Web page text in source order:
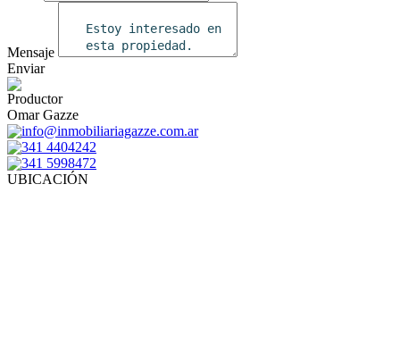
Mensaje
Enviar
Productor
Omar Gazze
info@inmobiliariagazze.com.ar
341 4404242
341 5998472
UBICACIÓN